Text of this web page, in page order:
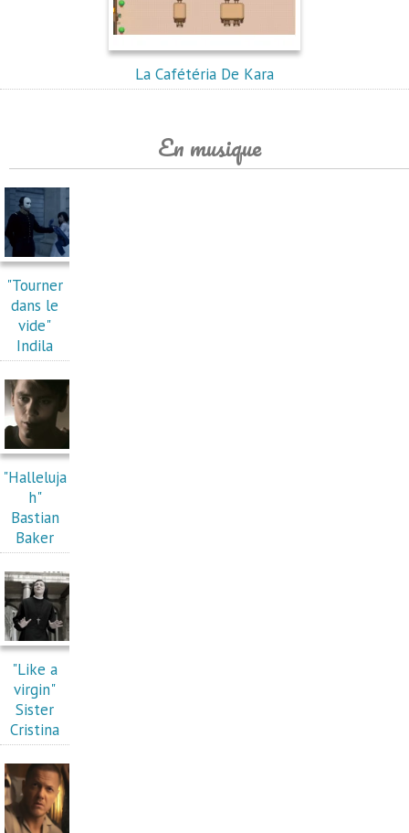
La Cafétéria De Kara
En musique
"Tourner
dans le
vide"
Indila
"Halleluja
h"
Bastian
Baker
"Like a
virgin"
Sister
Cristina